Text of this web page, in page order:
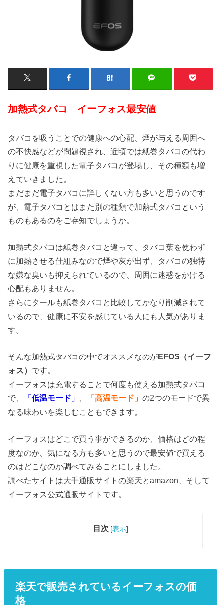
加熱式タバコ イーフォス最安値
タバコを吸うことでの健康への心配、煙が与える周囲へ
の不快感などが問題視され、近頃では紙巻タバコの代わ
りに健康を重視した電子タバコが登場し、その種類も増
えていきました。
まだまだ電子タバコに詳しくない方も多いと思うのです
が、電子タバコとはまた別の種類で加熱式タバコという
ものもあるのをご存知でしょうか。
加熱式タバコは紙巻タバコと違って、タバコ葉を使わず
に加熱させる仕組みなので煙や灰が出ず、タバコの独特
な嫌な臭いも抑えられているので、周囲に迷惑をかける
心配もありません。
さらにタールも紙巻タバコと比較してかなり削減されて
いるので、健康に不安を感じている人にも人気がありま
す。
そんな加熱式タバコの中でオススメなのがEFOS（イーフ
ォス） です。
イーフォスは充電することで何度も使える加熱式タバコ
で、
「低温モード」 「高温モード」の2つのモードで異
なる味わいを楽しむこともできます。
イーフォスはどこで買う事ができるのか、価格はどの程
度なのか、気になる方も多いと思うので最安値で買える
のはどこなのか調べてみることにしました。
調べたサイトは大手通販サイトの楽天とamazon、そして
イーフォス公式通販サイトです。
目次 [表示]
楽天で販売されているイーフォスの価
格